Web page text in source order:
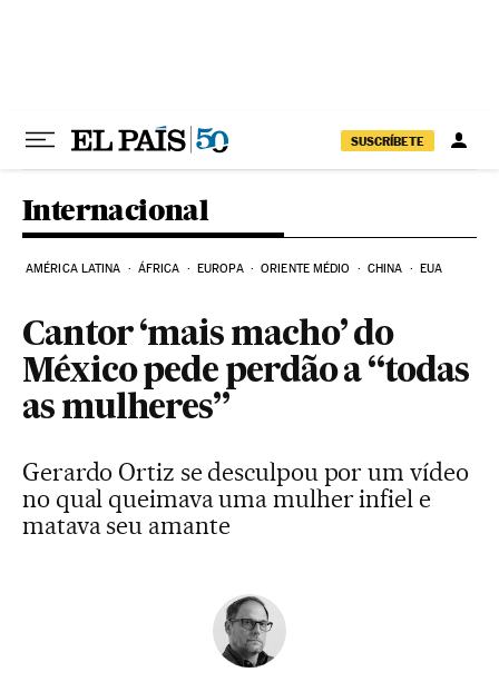
SUSCRÍBETE
Internacional
AMÉRICA LATINA ÁFRICA EUROPA ORIENTE MÉDIO CHINA EUA
Cantor ‘mais macho’ do
México pede perdão a “todas
as mulheres”
Gerardo Ortiz se desculpou por um vídeo
no qual queimava uma mulher infiel e
matava seu amante